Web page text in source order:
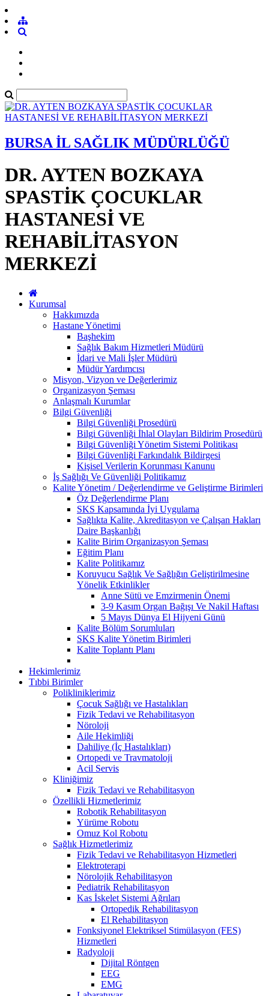
BURSA İL SAĞLIK MÜDÜRLÜĞÜ
DR. AYTEN BOZKAYA
SPASTİK ÇOCUKLAR
HASTANESİ VE
REHABİLİTASYON
MERKEZİ
Kurumsal
Hakkımızda
Hastane Yönetimi
Başhekim
Sağlık Bakım Hizmetleri Müdürü
İdari ve Mali İşler Müdürü
Müdür Yardımcısı
Misyon, Vizyon ve Değerlerimiz
Organizasyon Şeması
Anlaşmalı Kurumlar
Bilgi Güvenliği
Bilgi Güvenliği Prosedürü
Bilgi Güvenliği İhlal Olayları Bildirim Prosedürü
Bilgi Güvenliği Yönetim Sistemi Politikası
Bilgi Güvenliği Farkındalık Bildirgesi
Kişisel Verilerin Korunması Kanunu
İş Sağlığı Ve Güvenliği Politikamız
Kalite Yönetim / Değerlendirme ve Geliştirme Birimleri
Öz Değerlendirme Planı
SKS Kapsamında İyi Uygulama
Sağlıkta Kalite, Akreditasyon ve Çalışan Hakları
Daire Başkanlığı
Kalite Birim Organizasyon Şeması
Eğitim Planı
Kalite Politikamız
Koruyucu Sağlık Ve Sağlığın Geliştirilmesine
Yönelik Etkinlikler
Anne Sütü ve Emzirmenin Önemi
3-9 Kasım Organ Bağışı Ve Nakil Haftası
5 Mayıs Dünya El Hijyeni Günü
Kalite Bölüm Sorumluları
SKS Kalite Yönetim Birimleri
Kalite Toplantı Planı
Hekimlerimiz
Tıbbi Birimler
Polikliniklerimiz
Çocuk Sağlığı ve Hastalıkları
Fizik Tedavi ve Rehabilitasyon
Nöroloji
Aile Hekimliği
Dahiliye (İç Hastalıkları)
Ortopedi ve Travmatoloji
Acil Servis
Kliniğimiz
Fizik Tedavi ve Rehabilitasyon
Özellikli Hizmetlerimiz
Robotik Rehabilitasyon
Yürüme Robotu
Omuz Kol Robotu
Sağlık Hizmetlerimiz
Fizik Tedavi ve Rehabilitasyon Hizmetleri
Elektroterapi
Nörolojik Rehabilitasyon
Pediatrik Rehabilitasyon
Kas İskelet Sistemi Ağrıları
Ortopedik Rehabilitasyon
El Rehabilitasyon
Fonksiyonel Elektriksel Stimülasyon (FES)
Hizmetleri
Radyoloji
Dijital Röntgen
EEG
EMG